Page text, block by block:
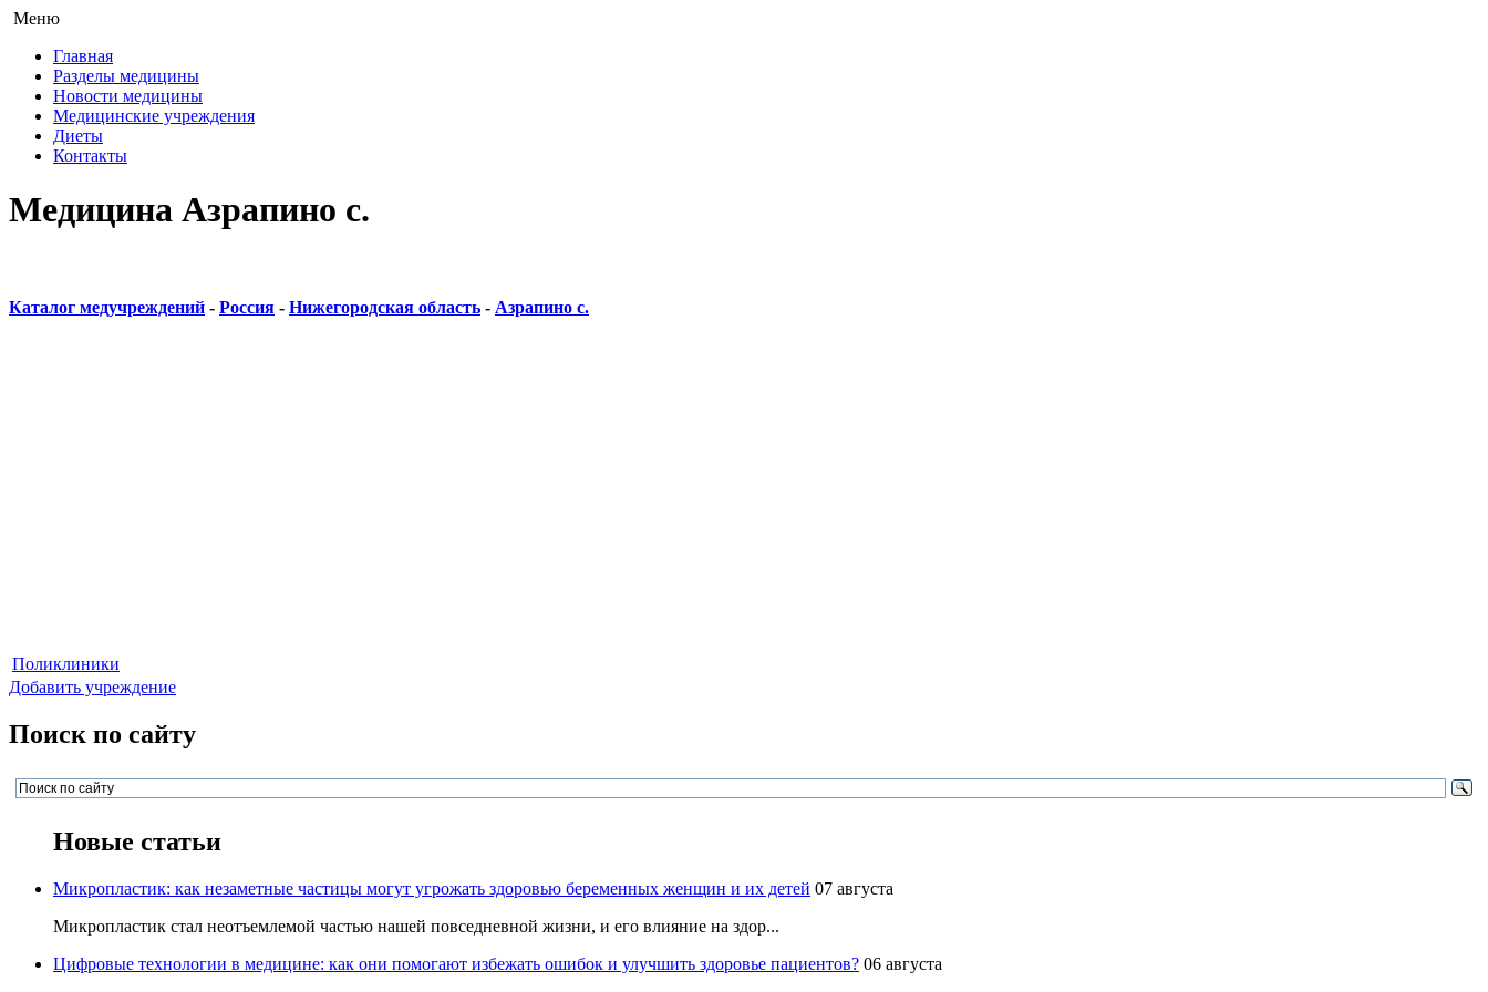
Меню
Главная
Разделы медицины
Новости медицины
Медицинские учреждения
Диеты
Контакты
Медицина Азрапино с.
Каталог медучреждений - Россия - Нижегородская область - Азрапино с.
Поликлиники
Добавить учреждение
Поиск по сайту
Новые статьи
Микропластик: как незаметные частицы могут угрожать здоровью беременных женщин и их детей 07 августа
Микропластик стал неотъемлемой частью нашей повседневной жизни, и его влияние на здор...
Цифровые технологии в медицине: как они помогают избежать ошибок и улучшить здоровье пациентов? 06 августа